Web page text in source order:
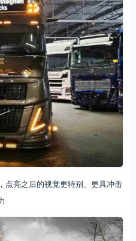
点亮之后的视觉更特别、更具冲击